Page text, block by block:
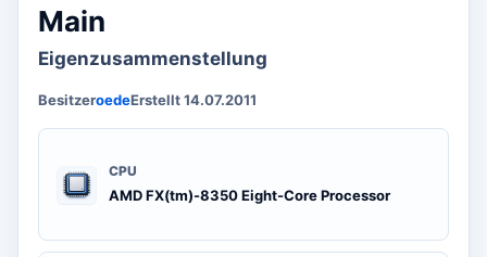
Main
Eigenzusammenstellung
BesitzeroedeErstellt 14.07.2011
CPU
AMD FX(tm)-8350 Eight-Core Processor